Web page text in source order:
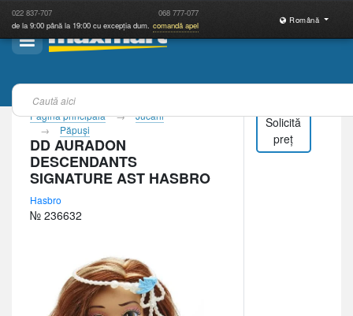
022 837-707 068 777-077
de la 9:00 până la 19:00 cu excepția dum. comandă apel
Română
Pagina principală
Jucării
Păpuşi
DD AURADON
DESCENDANTS
SIGNATURE AST HASBRO
Hasbro
№ 236632
Solicită
preț